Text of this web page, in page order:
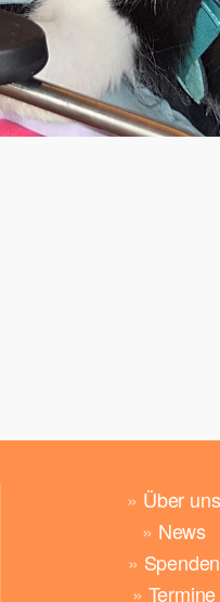
» Über uns
» News
» Spenden
» Termine